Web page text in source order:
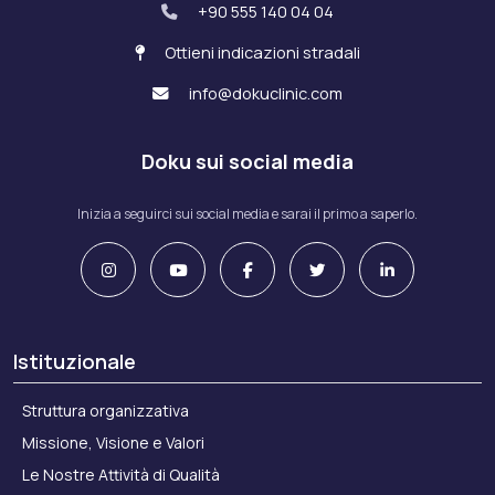
+90 555 140 04 04
Ottieni indicazioni stradali
info@dokuclinic.com
Doku sui social media
Inizia a seguirci sui social media e sarai il primo a saperlo.
Istituzionale
Struttura organizzativa
Missione, Visione e Valori
Le Nostre Attività di Qualità